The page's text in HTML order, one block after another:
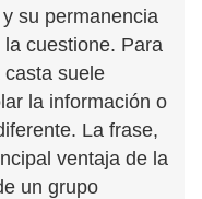
su permanencia
cuestione. Para
casta suele
la información o
La frase,
ventaja de la
un grupo